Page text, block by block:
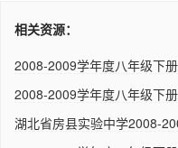
相关资源：
2008-2009学年度八年级下
2008-2009学年度八年级下
湖北省房县实验中学2008-